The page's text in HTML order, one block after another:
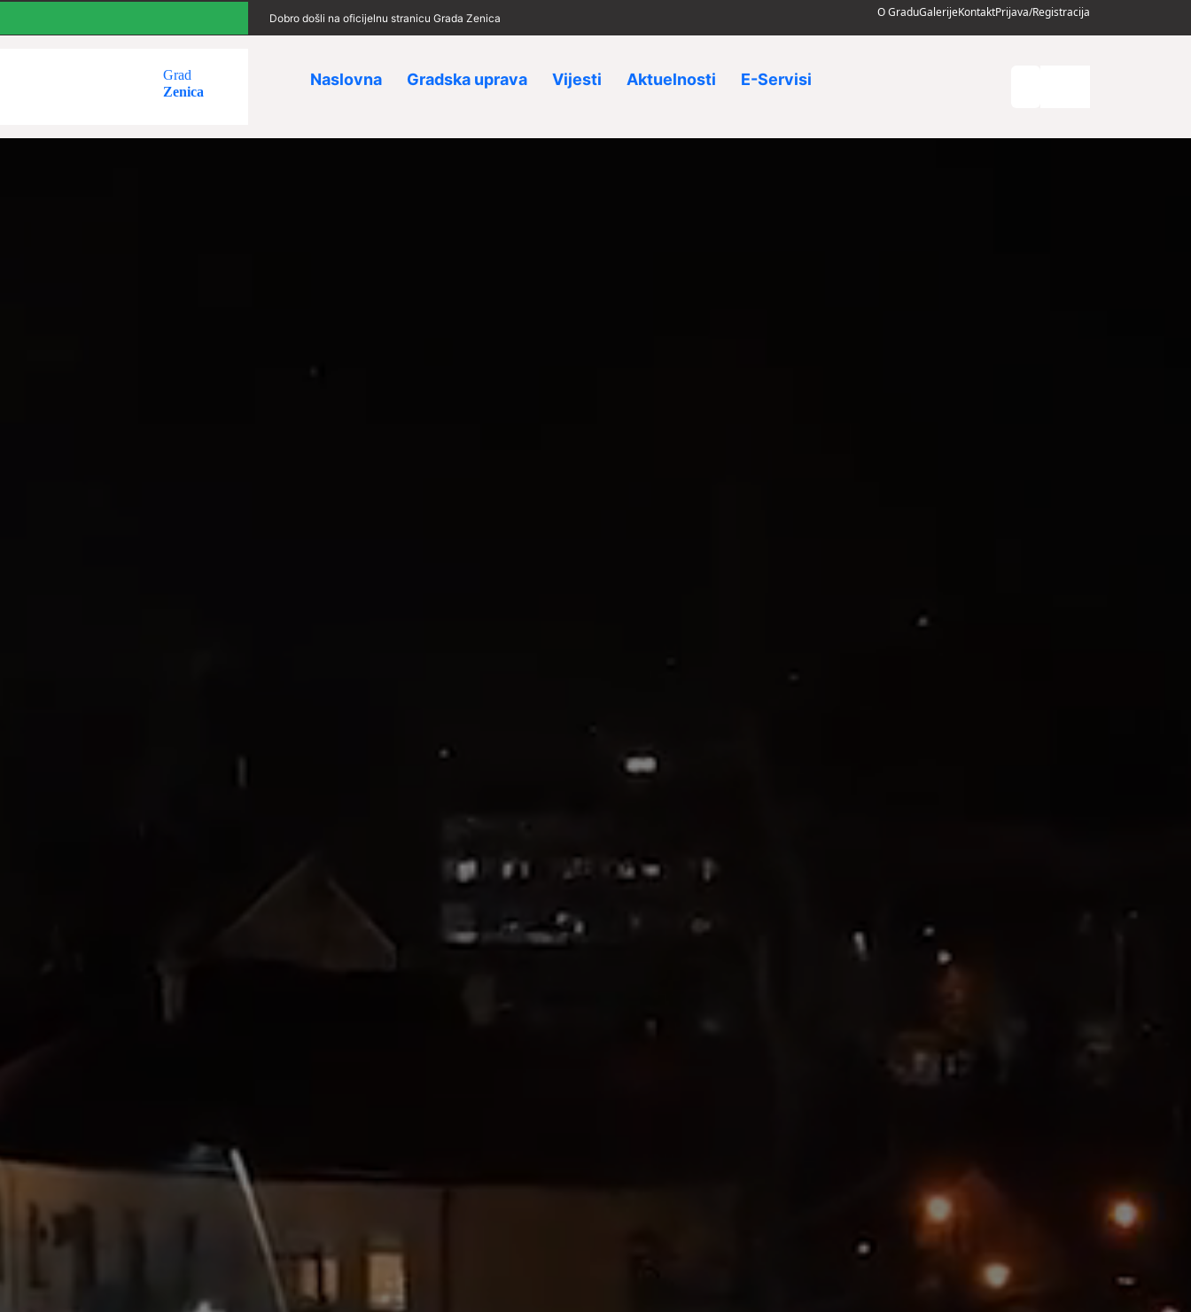
Dobro došli na oficijelnu stranicu Grada Zenica O GraduGalerijeKontaktPrijava/Registracija
Grad
Zenica
Naslovna Gradska uprava Vijesti Aktuelnosti E-Servisi